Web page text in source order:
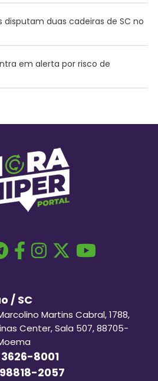
disputam duas cadeiras de SC no
em alerta por risco de
/ SC
Martins Cabral, 1788,
Center, Sala 507, 88705-
8001
2057